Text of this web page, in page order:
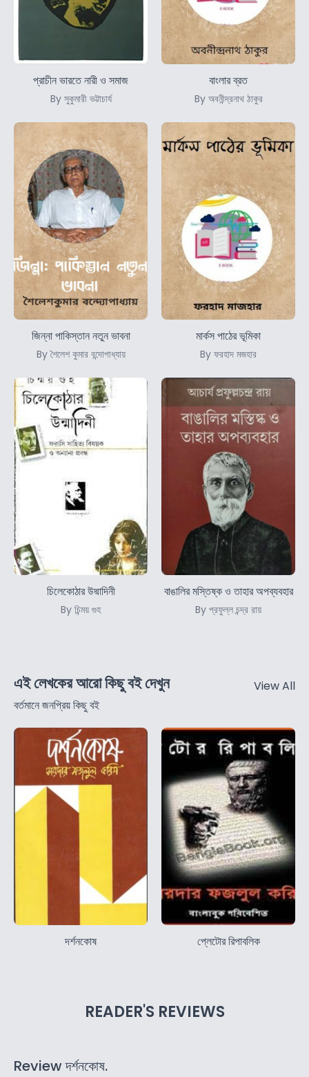
প্রাচীন ভারতে নারী ও সমাজ
By সুকুমারী ভট্টাচার্য
বাংলার ব্রত
By অবনীন্দ্রনাথ ঠাকুর
জিন্না পাকিস্তান নতুন ভাবনা
By শৈলেশ কুমার বন্দোপাধ্যায়
মার্কস পাঠের ভূমিকা
By ফরহাদ মজহার
চিলেকোঠার উদ্মাদিনী
By চিন্ময় গুহ
বাঙালির মস্তিষ্ক ও তাহার অপব্যবহার
By প্রফুল্ল চন্দ্র রায়
এই লেখকের আরো কিছু বই দেখুন
বর্তমানে জনপ্রিয় কিছু বই
View All
দর্শনকোষ প্লেটোর রিপাবলিক
READER'S REVIEWS
Review দর্শনকোষ.